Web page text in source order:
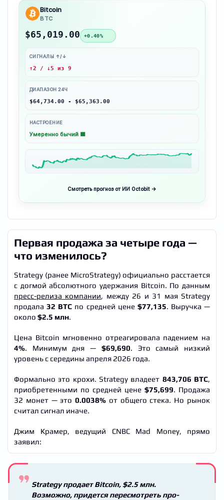
Bitcoin
BTC
$65,019.00 +0.40%
СИГНАЛЫ ↑/↓
↑2 / ↓5 из 9
ДИАПАЗОН 24Ч
$64,734.00 - $65,363.00
НАСТРОЕНИЕ
Умеренно бычий 🟩
Смотреть прогноз от ИИ Octobit →
Первая продажа за четыре года —
что изменилось?
Strategy (ранее MicroStrategy) официально расстается
с догмой абсолютного удержания Bitcoin. По данным
пресс-релиза компании, между 26 и 31 мая Strategy
продала32 BTC по средней цене $77,135. Выручка —
около $2.5 млн.
Цена Bitcoin мгновенно отреагировала падением на
4%. Минимум дня — $69,690. Это самый низкий
уровень с середины апреля 2026 года.
Формально это крохи. Strategy владеет 843,706 BTC,
приобретенными по средней цене $75,699. Продажа
32 монет — это0.0038% от общего стека. Но рынок
считал сигнал иначе.
Джим Крамер, ведущий CNBC Mad Money, прямо
заявил:
Strategy продает Bitcoin, $2.5 млн.
Возможно, придется пересмотреть про-